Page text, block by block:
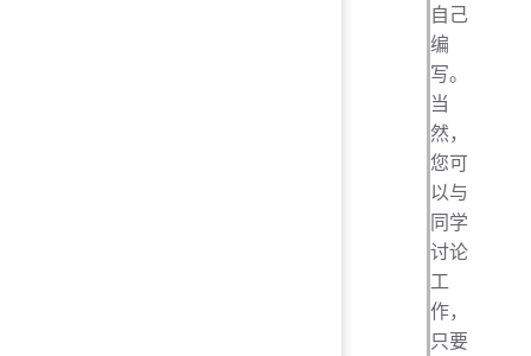
自己
编
写。
当
然，
您可
以与
同学
讨论
工
作，
只要